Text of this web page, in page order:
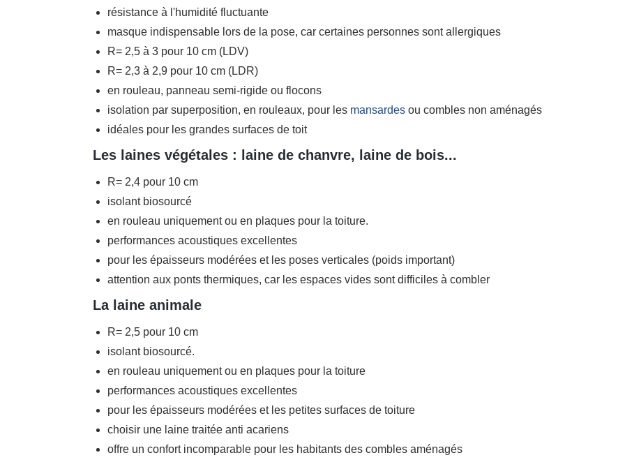
résistance à l'humidité fluctuante
masque indispensable lors de la pose, car certaines personnes sont allergiques
R= 2,5 à 3 pour 10 cm (LDV)
R= 2,3 à 2,9 pour 10 cm (LDR)
en rouleau, panneau semi-rigide ou flocons
isolation par superposition, en rouleaux, pour les mansardes ou combles non aménagés
idéales pour les grandes surfaces de toit
Les laines végétales : laine de chanvre, laine de bois...
R= 2,4 pour 10 cm
isolant biosourcé
en rouleau uniquement ou en plaques pour la toiture.
performances acoustiques excellentes
pour les épaisseurs modérées et les poses verticales (poids important)
attention aux ponts thermiques, car les espaces vides sont difficiles à combler
La laine animale
R= 2,5 pour 10 cm
isolant biosourcé.
en rouleau uniquement ou en plaques pour la toiture
performances acoustiques excellentes
pour les épaisseurs modérées et les petites surfaces de toiture
choisir une laine traitée anti acariens
offre un confort incomparable pour les habitants des combles aménagés